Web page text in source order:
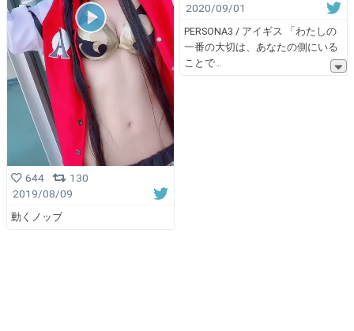
644
130
2019/08/09
動くノッブ
2020/09/01
PERSONA3 / アイギス 「わたしの
一番の大切は、あなたの側にいる
ことで